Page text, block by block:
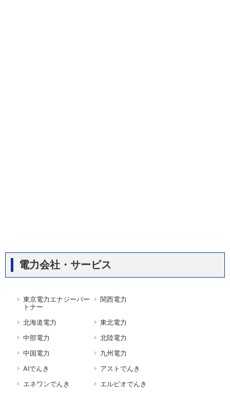
電力会社・サービス
東京電力エナジーパー
トナー
関西電力
北海道電力
東北電力
中部電力
北陸電力
中国電力
九州電力
AIでんき
アストでんき
エネワンでんき
エルピオでんき